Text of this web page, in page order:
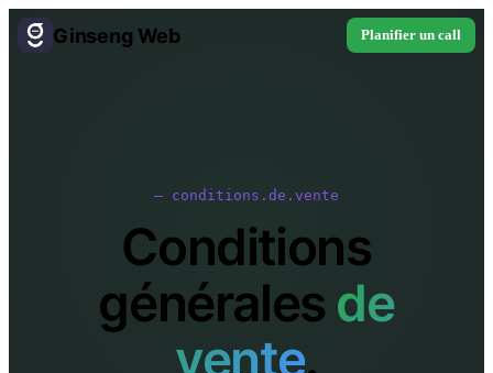
Ginseng Web Planifier un call
— conditions.de.vente
Conditions
générales de
vente.